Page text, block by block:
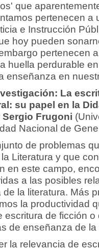
que
pertenecen a
e Instrucción
hoy pueden
pertenecen
huella perdurable
enseñanza en
La
su papel en la
Sergio Frugoni
Nacional de
de problemas
Literatura y que
en este campo,
a las posibles
la literatura. Más
la productividad
escritura de ficción
de enseñanza de la
la relevancia de